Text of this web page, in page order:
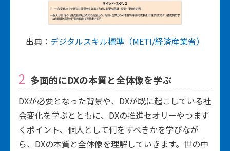
出典： デジタルスキル標準（METI/経済産業省）
多面的にDXの本質と全体像を学ぶ
DXが必要となった背景や、DXが既に起こしている社
会変化を学ぶとともに、DXの推進セオリーやつまず
くポイント、個人として何をすべきかを学びなが
ら、DXの本質と全体像を理解していきます。世の中